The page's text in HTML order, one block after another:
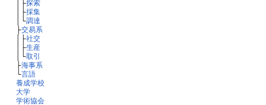
│├探索
│├採集
│└調達
├交易系
│├社交
│├生産
│└取引
├海事系
└言語
養成学校
大学
学術協会